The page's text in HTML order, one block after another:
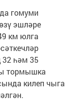
гомуми
эшләре
км юлга
һәм 35
тормышка
килеп чыга